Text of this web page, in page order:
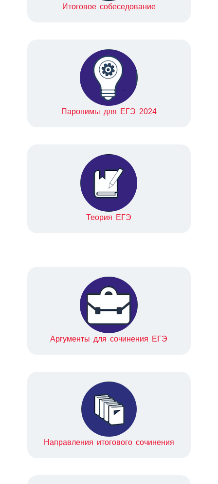
Итоговое собеседование
Паронимы для ЕГЭ 2024
Теория ЕГЭ
Аргументы для сочинения ЕГЭ
Направления итогового сочинения